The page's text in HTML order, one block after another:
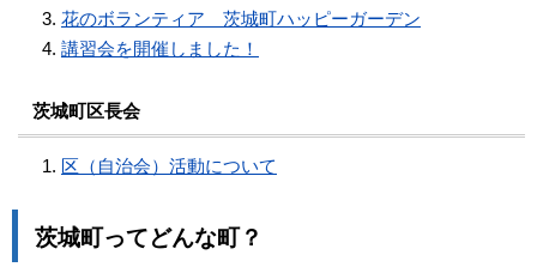
花のボランティア 茨城町ハッピーガーデン
講習会を開催しました！
茨城町区長会
区（自治会）活動について
茨城町ってどんな町？